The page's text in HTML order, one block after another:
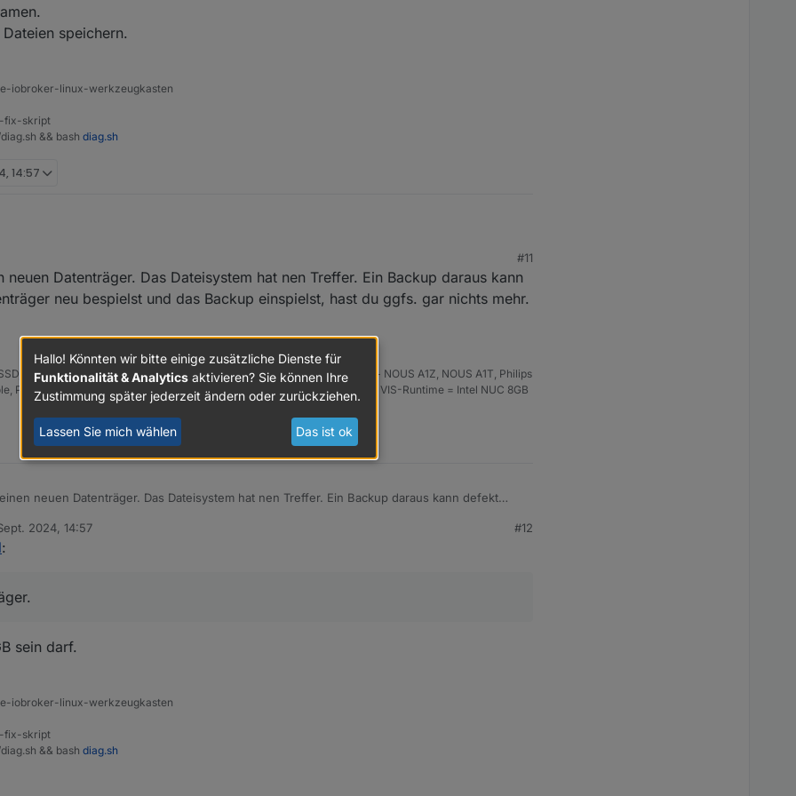
speichern.
iobroker-linux-werkzeugkasten
fix-skript
&& bash diag.sh
14:57
bookwoorm
#11
neuen Datenträger. Das Dateisystem hat nen Treffer. Ein Backup daraus kann
neu bespielst und das Backup einspielst, hast du ggfs. gar nichts mehr.
FB 7490, FritzDect 200+301+440, ConBee II, Zigbee Aqara Sensoren + NOUS A1Z, NOUS A1T, Philips
Plex-Mediaserver, paperless-ngx (Docker), MariaDB + phpmyadmin *** VIS-Runtime = Intel NUC 8GB
neuen Datenträger. Das Dateisystem hat nen Treffer. Ein Backup daraus kann defekt
2024, 14:57 #12
:
sein darf.
iobroker-linux-werkzeugkasten
fix-skript
&& bash diag.sh
Hallo! Könnten wir bitte einige zusätzliche Dienste für
Funktionalität & Analytics aktivieren? Sie können Ihre
Zustimmung später jederzeit ändern oder zurückziehen.
Lassen Sie mich wählen Das ist ok